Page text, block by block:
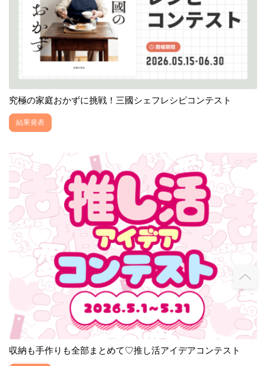
究極の家庭おかずに挑戦！三國シェフレシピコンテスト
結果発表
収納も手作りも全部まとめて♡推し活アイデアコンテスト